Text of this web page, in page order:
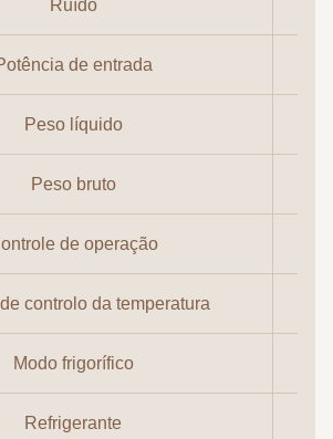
Ruído
de entrada
Peso líquido
Peso bruto
de operação
controlo da temperatura
Modo frigorífico
Refrigerante